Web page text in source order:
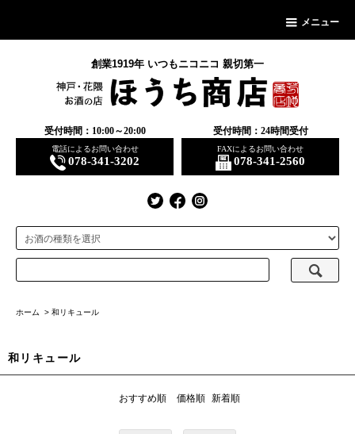
メニュー
創業1919年 いつもニコニコ 親切第一
受付時間：10:00～20:00
電話によるお問い合わせ
078-341-3202
受付時間：24時間受付
FAXによるお問い合わせ
078-341-2560
ホーム > 和リキュール
和リキュール
おすすめ順 価格順 新着順